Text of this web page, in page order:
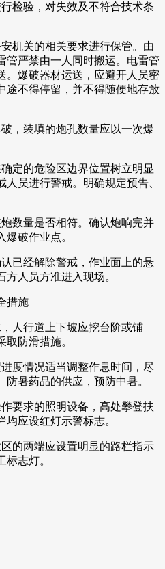
检验，对失效及不符合技术条
机关的相关要求进行保管。由
管严禁由一人同时搬运。电雷管
。爆破器材运送，应避开人员密
途不得停留，并不得随便地存放
，装填的炮孔数量应以一次爆
定的危险区边界位置树立明显
员进行警戒。明确规定预告、
数量是否相符。确认炮响完并
爆破作业点。
已经解除警戒，作业面上的悬
人员方准进入现场。
措施
人行道上下坡应挖台阶或铺
防滑措施。
度情况适当调整作息时间，尽
暑药品的供应，预防中暑。
要求的照明设备，高处攀登扶
应设红灯示警标志。
的两端应设置明显的路栏指示
志灯。